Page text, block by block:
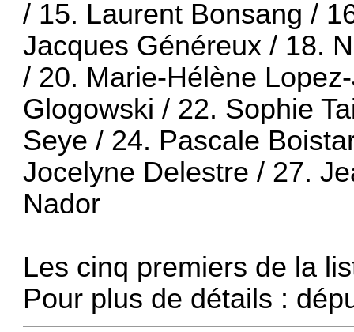
/ 15. Laurent Bonsang /
Jacques Généreux / 18.
/ 20. Marie-Hélène
Glogowski / 22. Sophie
Seye / 24. Pascale
Jocelyne Delestre / 27.
Nador
Les cinq premiers de la
Pour plus de détails :